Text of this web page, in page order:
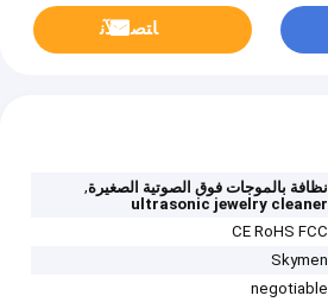
ﺎﺘﺼﻟ ﺍﻶﻧ
نظافة بالموجات فوق الصوتية الصغيرة,
ultrasonic jewelry cleaner
CE RoHS FCC
Skymen
negotiable